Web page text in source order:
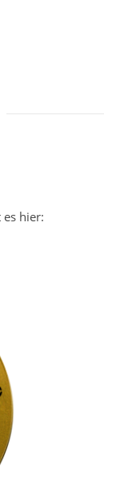
hier: